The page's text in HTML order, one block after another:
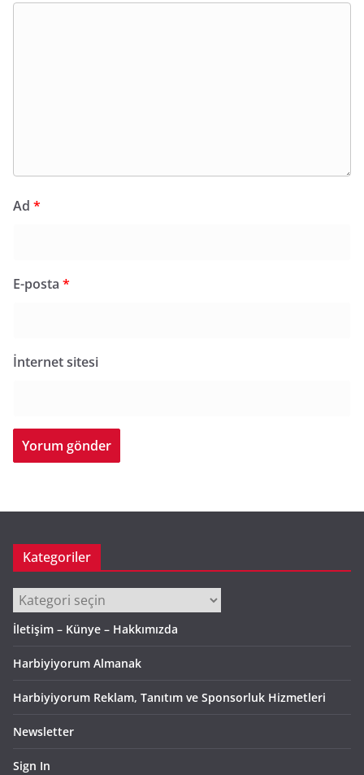
Ad *
E-posta *
İnternet sitesi
Kategoriler
Kategoriler
İletişim – Künye – Hakkımızda
Harbiyiyorum Almanak
Harbiyiyorum Reklam, Tanıtım ve Sponsorluk Hizmetleri
Newsletter
Sign In